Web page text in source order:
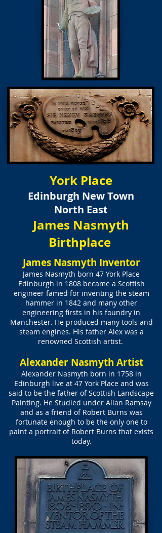
York Place
Edinburgh New Town
North East
James Nasmyth
Birthplace
James Nasmyth Inventor
James Nasmyth born 47 York Place
Edinburgh in 1808 became a Scottish
engineer famed for inventing the steam
hammer in 1842 and many other
engineering firsts in his foundry in
Manchester. He produced many tools and
steam engines. His father Alex was a
renowned Scottish artist.
Alexander Nasmyth Artist
Alexander Nasmyth born in 1758 in
Edinburgh live at 47 York Place and was
said to be the father of Scottish Landscape
Painting. He Studied under Allan Ramsay
and as a friend of Robert Burns was
fortunate enough to be the only one to
paint a portrait of Robert Burns that exists
today.